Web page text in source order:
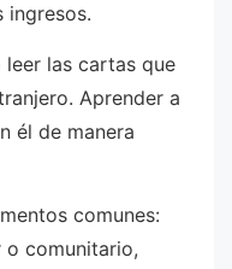
ingresos.
leer las cartas que
Aprender a
él de manera
comunes:
comunitario,